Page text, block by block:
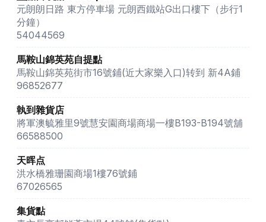
元朗朗日路 東方停車場 元朗西鐵站G出口樓下（步行1
分鐘）
54044569
馬鞍山錦英苑自提點
馬鞍山錦英苑街市16號鋪(近大家樂入口)转到 新4A鋪
96852677
執到雜貨店
將軍澳毓雅里9號慧安園商場商場一樓B193-B194號舖
66588500
天晖点
洪水橋雅珊園商場1樓76號鋪
67026565
集貨點